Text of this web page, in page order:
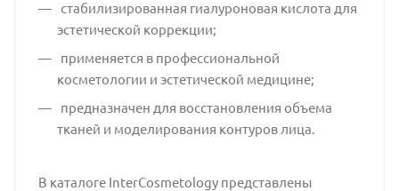
стабилизированная гиалуроновая кислота для
эстетической коррекции;
применяется в профессиональной
косметологии и эстетической медицине;
предназначен для восстановления объема
тканей и моделирования контуров лица.
В каталоге InterCosmetology представлены